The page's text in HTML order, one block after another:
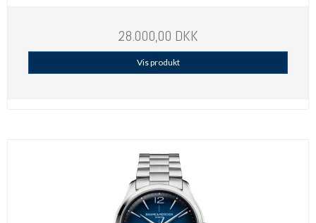
28.000,00 DKK
Vis produkt